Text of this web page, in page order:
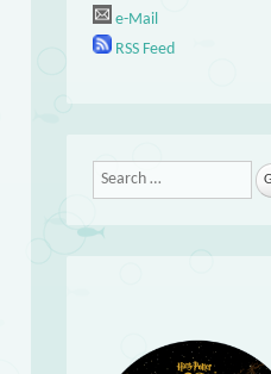
e-Mail
RSS Feed
Search